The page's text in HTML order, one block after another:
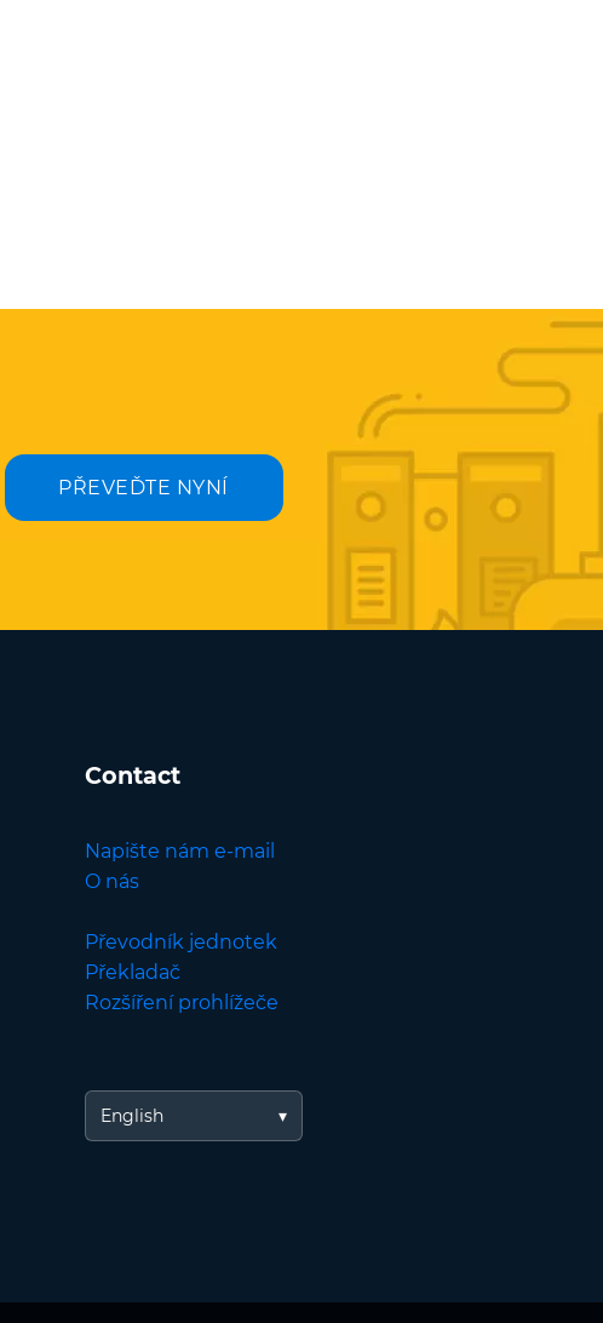
PŘEVEĎTE NYNÍ
Contact
Napište nám e-mail
O nás
Převodník jednotek
Překladač
Rozšíření prohlížeče
English